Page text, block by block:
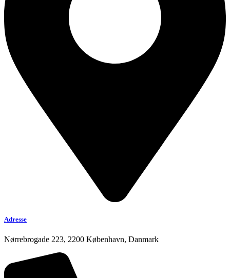
Adresse
Nørrebrogade 223, 2200 København, Danmark